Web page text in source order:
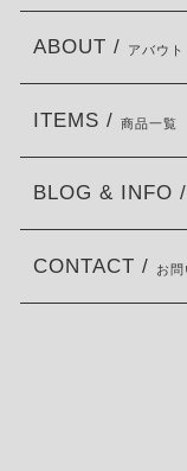
ABOUT / アバウト
ITEMS / 商品一覧
BLOG & INFO /
CONTACT / お